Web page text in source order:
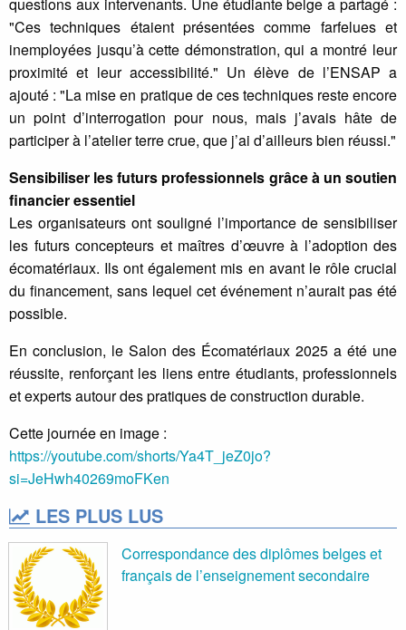
"Ces techniques étaient présentées comme farfelues et
inemployées jusqu’à cette démonstration, qui a montré leur
proximité et leur accessibilité." Un élève de l’ENSAP a
ajouté : "La mise en pratique de ces techniques reste encore
un point d’interrogation pour nous, mais j’avais hâte de
participer à l’atelier terre crue, que j’ai d’ailleurs bien réussi."
Sensibiliser les futurs professionnels grâce à un soutien
financier essentiel
Les organisateurs ont souligné l’importance de sensibiliser
les futurs concepteurs et maîtres d’œuvre à l’adoption des
écomatériaux. Ils ont également mis en avant le rôle crucial
du financement, sans lequel cet événement n’aurait pas été
possible.
En conclusion, le Salon des Écomatériaux 2025 a été une
réussite, renforçant les liens entre étudiants, professionnels
et experts autour des pratiques de construction durable.
Cette journée en image :
https://youtube.com/shorts/Ya4T_jeZ0jo?
si=JeHwh40269moFKen
LES PLUS LUS
Correspondance des diplômes belges et
français de l’enseignement secondaire